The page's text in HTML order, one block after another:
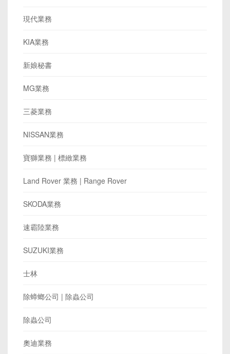
現代業務
KIA業務
新娘秘書
MG業務
三菱業務
NISSAN業務
寶獅業務 | 標緻業務
Land Rover 業務 | Range Rover
SKODA業務
速霸陸業務
SUZUKI業務
士林
除蟑螂公司 | 除蟲公司
除蟲公司
奧迪業務